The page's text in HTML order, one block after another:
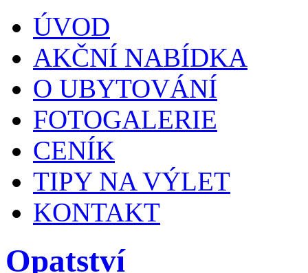
ÚVOD
AKČNÍ NABÍDKA
O UBYTOVÁNÍ
FOTOGALERIE
CENÍK
TIPY NA VÝLET
KONTAKT
Opatství